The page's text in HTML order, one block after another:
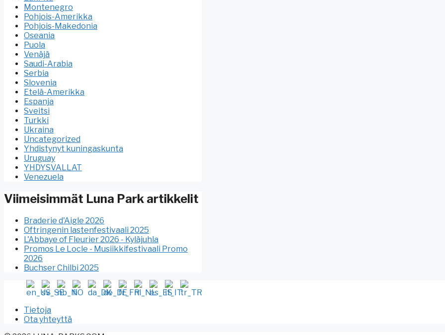
Montenegro
Pohjois-Amerikka
Pohjois-Makedonia
Oseania
Puola
Venäjä
Saudi-Arabia
Serbia
Slovenia
Etelä-Amerikka
Espanja
Sveitsi
Turkki
Ukraina
Uncategorized
Yhdistynyt kuningaskunta
Uruguay
YHDYSVALLAT
Venezuela
Viimeisimmät Luna Park artikkelit
Braderie d'Aigle 2026
Oftringenin lastenfestivaali 2025
L'Abbaye of Fleurier 2026 - Kyläjuhla
Promos Le Locle - Musiikkifestivaali Promo
2026
Buchser Chilbi 2025
Tietoja
Ota yhteyttä